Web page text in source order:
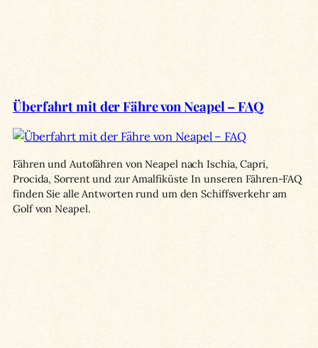
Überfahrt mit der Fähre von Neapel – FAQ
Fähren und Autofähren von Neapel nach Ischia, Capri,
Procida, Sorrent und zur Amalfiküste In unseren Fähren-FAQ
finden Sie alle Antworten rund um den Schiffsverkehr am
Golf von Neapel.